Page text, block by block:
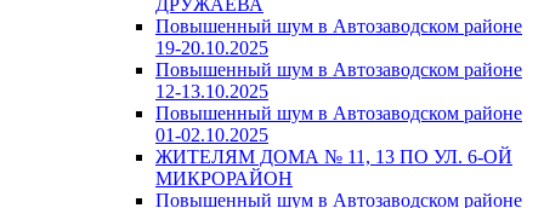
ДРУЖАЕВА
Повышенный шум в Автозаводском районе
19-20.10.2025
Повышенный шум в Автозаводском районе
12-13.10.2025
Повышенный шум в Автозаводском районе
01-02.10.2025
ЖИТЕЛЯМ ДОМА № 11, 13 ПО УЛ. 6-ОЙ
МИКРОРАЙОН
Повышенный шум в Автозаводском районе